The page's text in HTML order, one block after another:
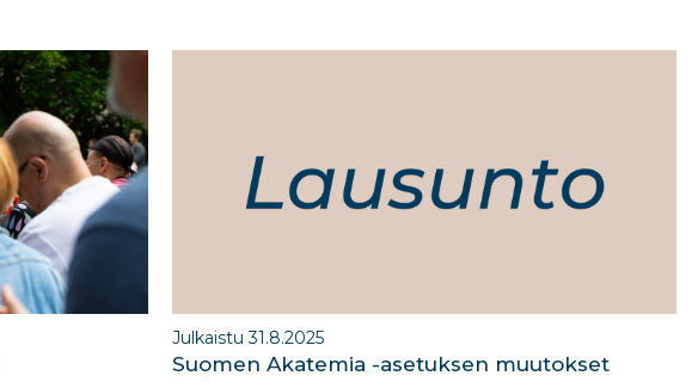
Julkaistu 31.8.2025
​Suomen Akatemia -asetuksen muutokset​